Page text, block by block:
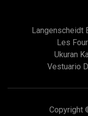
Langenscheidt
Les
Ukuran
Vestuario
Copyright